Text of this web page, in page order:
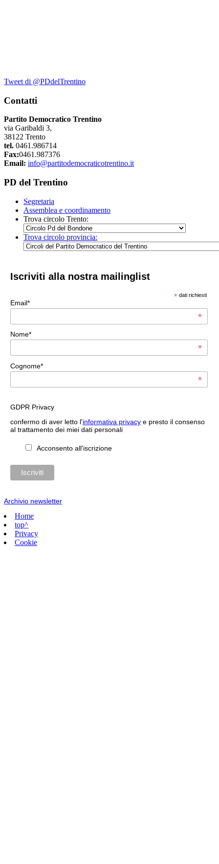
Tweet di @PDdelTrentino
Contatti
Partito Democratico Trentino
via Garibaldi 3,
38122 Trento
tel. 0461.986714
Fax:0461.987376
Email: info@partitodemocraticotrentino.it
PD del Trentino
Segretaria
Assemblea e coordinamento
Trova circolo Trento:
Trova circolo provincia:
Iscriviti alla nostra mailinglist
* dati richiesti
Email*
*
Nome*
*
Cognome*
*
GDPR Privacy
confermo di aver letto l'informativa privacye presto il consenso
al trattamento dei miei dati personali
Acconsento all'iscrizione
Archivio newsletter
Home
top^
Privacy
Cookie